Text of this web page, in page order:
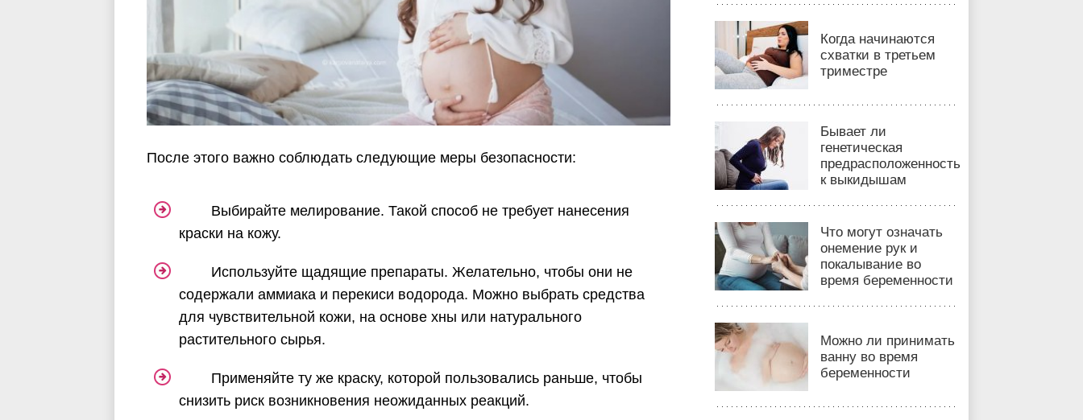
После этого важно соблюдать следующие меры безопасности:
Выбирайте мелирование. Такой способ не требует нанесения
краски на кожу.
Используйте щадящие препараты. Желательно, чтобы они не
содержали аммиака и перекиси водорода. Можно выбрать средства
для чувствительной кожи, на основе хны или натурального
растительного сырья.
Применяйте ту же краску, которой пользовались раньше, чтобы
снизить риск возникновения неожиданных реакций.
Когда начинаются
схватки в третьем
триместре
Бывает ли
генетическая
предрасположенность
к выкидышам
Что могут означать
онемение рук и
покалывание во
время беременности
Можно ли принимать
ванну во время
беременности